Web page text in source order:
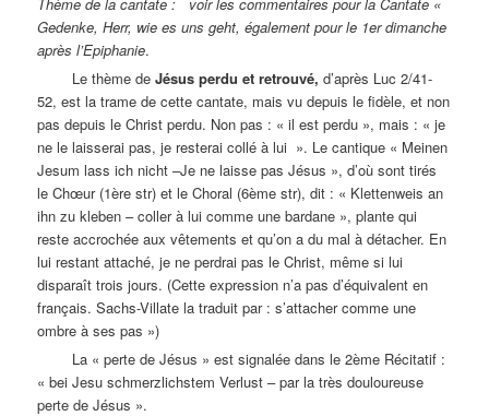
Gedenke, Herr, wie es uns geht, également pour le 1er dimanche
après l’Epiphanie.
Le thème deJésus perdu et retrouvé, d’après Luc 2/41-
52, est la trame de cette cantate, mais vu depuis le fidèle, et non
pas depuis le Christ perdu. Non pas : « il est perdu », mais : « je
ne le laisserai pas, je resterai collé à lui ». Le cantique « Meinen
Jesum lass ich nicht –Je ne laisse pas Jésus », d’où sont tirés
le Chœur (1ère str) et le Choral (6ème str), dit : « Klettenweis an
ihn zu kleben – coller à lui comme une bardane », plante qui
reste accrochée aux vêtements et qu’on a du mal à détacher. En
lui restant attaché, je ne perdrai pas le Christ, même si lui
disparaît trois jours. (Cette expression n’a pas d’équivalent en
français. Sachs-Villate la traduit par : s’attacher comme une
ombre à ses pas »)
La « perte de Jésus » est signalée dans le 2ème Récitatif :
« bei Jesu schmerzlichstem Verlust – par la très douloureuse
perte de Jésus ».